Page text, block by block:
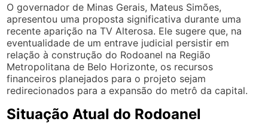
O governador de Minas Gerais, Mateus Simões,
apresentou uma proposta significativa durante uma
recente aparição na TV Alterosa. Ele sugere que, na
eventualidade de um entrave judicial persistir em
relação à construção do Rodoanel na Região
Metropolitana de Belo Horizonte, os recursos
financeiros planejados para o projeto sejam
redirecionados para a expansão do metrô da capital.
Situação Atual do Rodoanel